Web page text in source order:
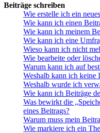
Beiträge schreiben
Wie erstelle ich ein
Wie kann ich einen
Wie kann ich meinem
Wie kann ich eine
Wieso kann ich nicht
Wie bearbeite oder
Warum kann ich auf
Weshalb kann ich keine
Weshalb wurde ich
Wie kann ich Beiträge
Was bewirkt die
eines Beitrags?
Warum muss mein
Wie markiere ich ein